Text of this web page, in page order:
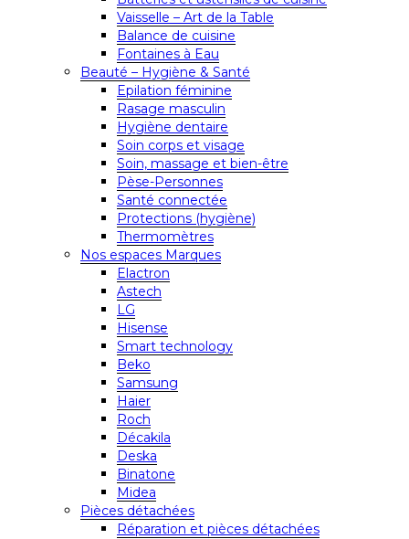
Vaisselle – Art de la Table
Balance de cuisine
Fontaines à Eau
Beauté – Hygiène & Santé
Epilation féminine
Rasage masculin
Hygiène dentaire
Soin corps et visage
Soin, massage et bien-être
Pèse-Personnes
Santé connectée
Protections (hygiène)
Thermomètres
Nos espaces Marques
Elactron
Astech
LG
Hisense
Smart technology
Beko
Samsung
Haier
Roch
Décakila
Deska
Binatone
Midea
Pièces détachées
Réparation et pièces détachées